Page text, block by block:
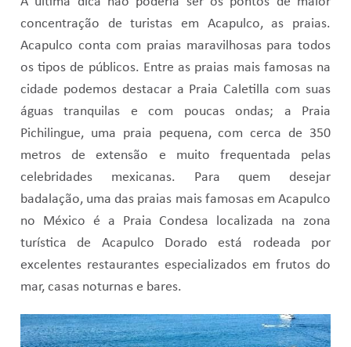
concentração de turistas em Acapulco, as praias.
Acapulco conta com praias maravilhosas para todos
os tipos de públicos. Entre as praias mais famosas na
cidade podemos destacar a Praia Caletilla com suas
águas tranquilas e com poucas ondas; a Praia
Pichilingue, uma praia pequena, com cerca de 350
metros de extensão e muito frequentada pelas
celebridades mexicanas. Para quem desejar
badalação, uma das praias mais famosas em Acapulco
no México é a Praia Condesa localizada na zona
turística de Acapulco Dorado está rodeada por
excelentes restaurantes especializados em frutos do
mar, casas noturnas e bares.